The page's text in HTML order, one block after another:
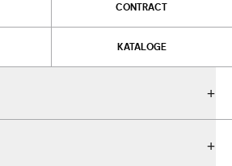
CONTRACT
KATALOGE